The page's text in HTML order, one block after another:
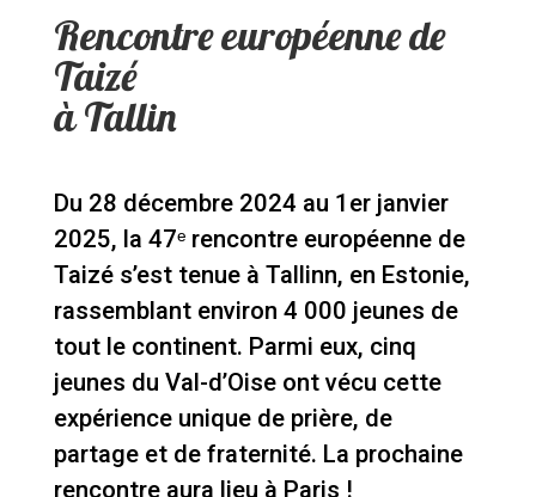
Rencontre européenne de
Taizé
à Tallin
Du 28 décembre 2024 au 1er janvier
2025, la 47ᵉ rencontre européenne de
Taizé s’est tenue à Tallinn, en Estonie,
rassemblant environ 4 000 jeunes de
tout le continent. Parmi eux, cinq
jeunes du Val-d’Oise ont vécu cette
expérience unique de prière, de
partage et de fraternité. La prochaine
rencontre aura lieu à Paris !